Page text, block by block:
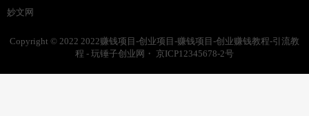
妙文网
Copyright © 2022 2022赚钱项目-创业项目-赚钱项目-创业赚钱教程-引流教
程 - 玩锤子创业网 ・ 京ICP12345678-2号